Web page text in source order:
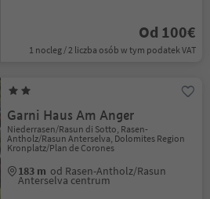
Od 100€
1 nocleg / 2 liczba osób w tym podatek VAT
Garni Haus Am Anger
Niederrasen/Rasun di Sotto, Rasen-
Antholz/Rasun Anterselva, Dolomites Region
Kronplatz/Plan de Corones
183 m od Rasen-Antholz/Rasun
Anterselva centrum